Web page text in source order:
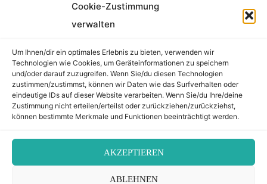
Cookie-Zustimmung
verwalten
Um Ihnen/dir ein optimales Erlebnis zu bieten, verwenden wir
Technologien wie Cookies, um Geräteinformationen zu speichern
und/oder darauf zuzugreifen. Wenn Sie/du diesen Technologien
zustimmen/zustimmst, können wir Daten wie das Surfverhalten oder
eindeutige IDs auf dieser Website verarbeiten. Wenn Sie/du Ihre/deine
Zustimmung nicht erteilen/erteilst oder zurückziehen/zurückziehst,
können bestimmte Merkmale und Funktionen beeinträchtigt werden.
AKZEPTIEREN
ABLEHNEN